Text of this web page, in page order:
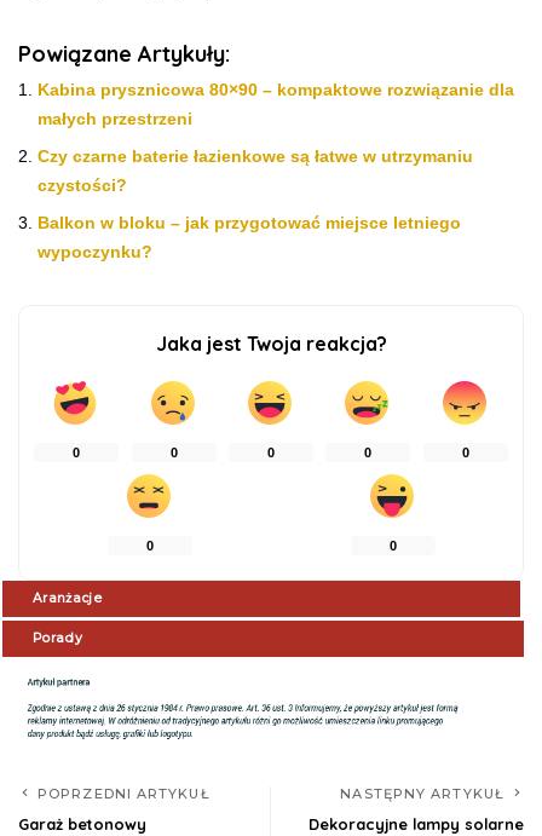
Powiązane Artykuły:
Kabina prysznicowa 80×90 – kompaktowe rozwiązanie dla
małych przestrzeni
Czy czarne baterie łazienkowe są łatwe w utrzymaniu
czystości?
Balkon w bloku – jak przygotować miejsce letniego
wypoczynku?
Jaka jest Twoja reakcja?
0 0 0 0 0
0 0
Aranżacje
Porady
POPRZEDNI ARTYKUŁ
Garaż betonowy
NASTĘPNY ARTYKUŁ
Dekoracyjne lampy solarne